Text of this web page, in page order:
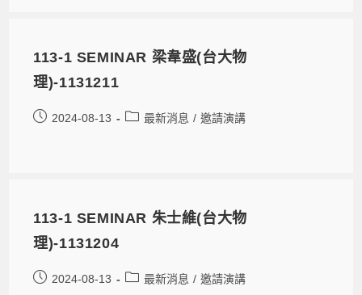
113-1 SEMINAR 梁韋盛(台大物
理)-1131211
2024-08-13 最新消息 / 邀請演講
113-1 SEMINAR 朱士維(台大物
理)-1131204
2024-08-13 最新消息 / 邀請演講